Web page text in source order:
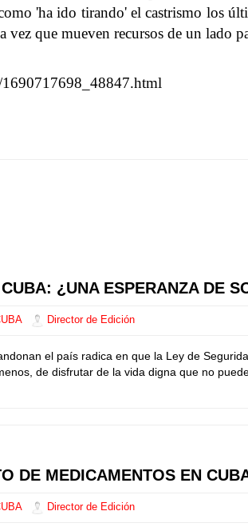
'ha ido tirando' el castrismo los
que mueven recursos de un lado
¿UNA ESPERANZA DE
Director de Edición
el país radica en que la Ley de
de disfrutar de la vida digna que no
DE MEDICAMENTOS EN
Director de Edición